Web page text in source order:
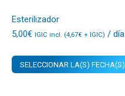
Esterilizador
5,00€ IGIC incl. (4,67€ + IGIC) / día
SELECCIONAR LA(S) FECHA(S)